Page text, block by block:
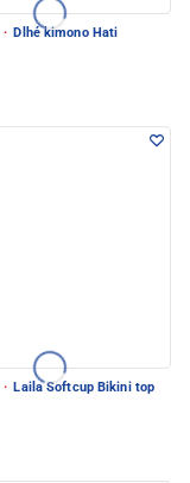
· Dlhé kimono Hati
· Laila Softcup Bikini top